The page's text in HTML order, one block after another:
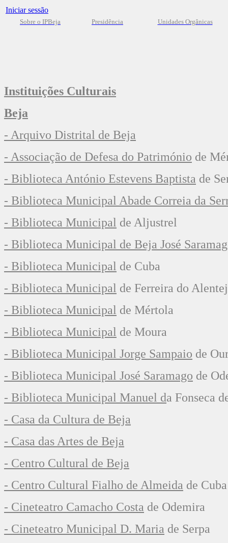
Iniciar sessão
Sobre o IPBeja Presidência Unidades Orgânicas
Instituições Culturais
Beja
- Arquivo Distrital de Beja
- Associação de Defesa do Património de
- Biblioteca António Estevens Baptista de
- Biblioteca Municipal Abade Correia da
- Biblioteca Municipal de Aljustrel
- Biblioteca Municipal de Beja José
- Biblioteca Municipal de Cuba
- Biblioteca Municipal de Ferreira do
- Biblioteca Municipal de Mértola
- Biblioteca Municipal de Moura
- Biblioteca Municipal Jorge Sampaio de
- Biblioteca Municipal José Saramago de
- Biblioteca Municipal Manuel da Fonseca
- Casa da Cultura de Beja
- Casa das Artes de Beja
- Centro Cultural de Beja
- Centro Cultural Fialho de Almeida de Cuba
- Cineteatro Camacho Costa de Odemira
- Cineteatro Municipal D. Maria de Serpa